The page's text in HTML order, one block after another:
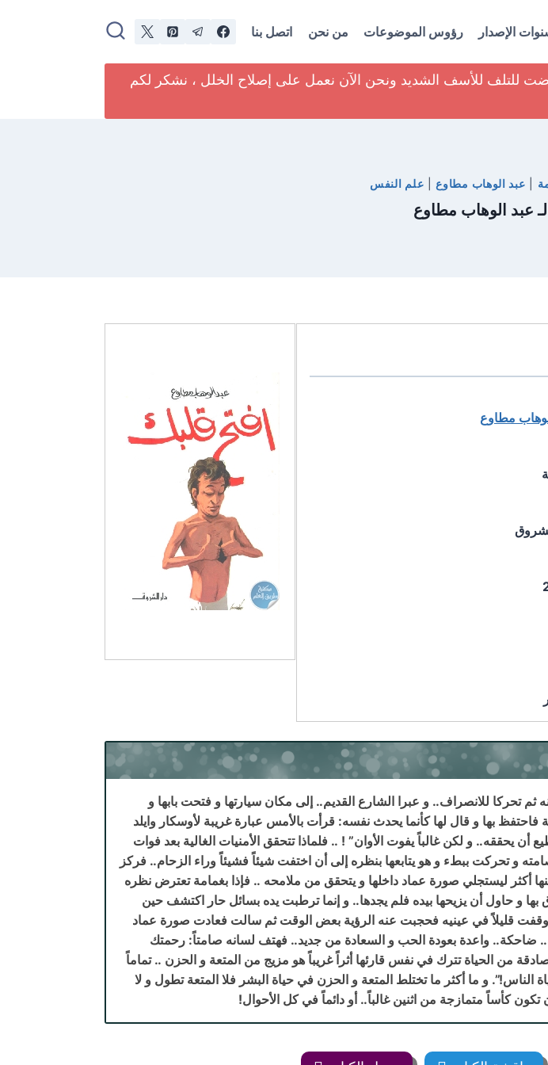
الإصدار رؤوس الموضوعات من نحن اتصل بنا
للتلف للأسف الشديد ونحن الآن نعمل على إصلاح الخلل ، نشكر لكم
عبد الوهاب مطاوع علم النفس
عبد الوهاب مطاوع
مطاوع
ثم تحركا للانصراف.. و عبرا الشارع القديم.. إلى مكان سيارتها و فتحت بابها و
بها و قال لها كأنما يحدث نفسه: قرأت بالأمس عبارة غريبة لأوسكار وايلد
أن يحققه.. و لكن غالباً يفوت الأوان” ! .. فلماذا تتحقق الأمنيات الغالية بعد فوات
و تحركت ببطء و هو يتابعها بنظره إلى أن اختفت شيئاً فشيئاً وراء الزحام.. فركز
أكثر ليستجلي صورة عماد داخلها و يتحقق من ملامحه .. فإذا بغمامة تعترض نظره
و حاول أن يزيحها بيده فلم يجدها.. و إنما ترطبت يده بسائل حار اكتشف حين
قليلاً في عينيه فحجبت عنه الرؤية بعض الوقت ثم سالت فعادت صورة عماد
ضاحكة.. واعدة بعودة الحب و السعادة من جديد.. فهتف لسانه صامتاً: رحمتك
من الحياة تترك في نفس قارئها أثراً غريباً هو مزيج من المتعة و الحزن .. تماماً
الناس!”. و ما أكثر ما تختلط المتعة و الحزن في حياة البشر فلا المتعة تطول و لا
تكون كأساً متمازجة من اثنين غالباً.. أو دائماً في كل الأحوال!